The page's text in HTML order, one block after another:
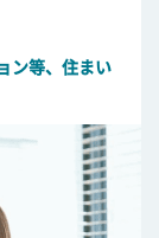
ン等、住まい